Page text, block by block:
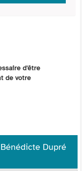
d'être
de votre
Dupré